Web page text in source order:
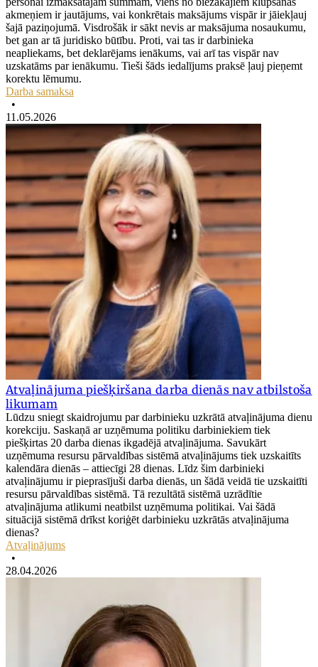
akmeņiem ir jautājums, vai konkrētais maksājums vispār ir jāiekļauj
šajā paziņojumā. Visdrošāk ir sākt nevis ar maksājuma nosaukumu,
bet gan ar tā juridisko būtību. Proti, vai tas ir darbinieka
neapliekams, bet deklarējams ienākums, vai arī tas vispār nav
uzskatāms par ienākumu. Tieši šāds iedalījums praksē ļauj pieņemt
korektu lēmumu.
Darba samaksa
•
11.05.2026
Atvaļinājuma piešķiršana darba dienās nav atbilstoša
likumam
Lūdzu sniegt skaidrojumu par darbinieku uzkrātā atvaļinājuma dienu
korekciju. Saskaņā ar uzņēmuma politiku darbiniekiem tiek
piešķirtas 20 darba dienas ikgadējā atvaļinājuma. Savukārt
uzņēmuma resursu pārvaldības sistēmā atvaļinājums tiek uzskaitīts
kalendāra dienās – attiecīgi 28 dienas. Līdz šim darbinieki
atvaļinājumu ir pieprasījuši darba dienās, un šādā veidā tie uzskaitīti
resursu pārvaldības sistēmā. Tā rezultātā sistēmā uzrādītie
atvaļinājuma atlikumi neatbilst uzņēmuma politikai. Vai šādā
situācijā sistēmā drīkst koriģēt darbinieku uzkrātās atvaļinājuma
dienas?
Atvaļinājums
•
28.04.2026